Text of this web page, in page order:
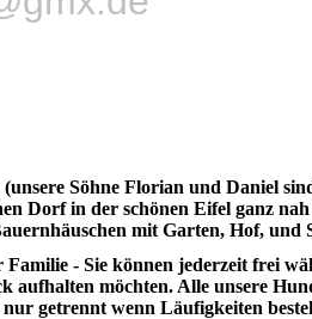
Söhne Florian und Daniel
Dorf in der schönen Eifel ganz
mit Garten, Hof, und
- Sie können jederzeit frei
aufhalten möchten. Alle unsere
getrennt wenn Läufigkeiten